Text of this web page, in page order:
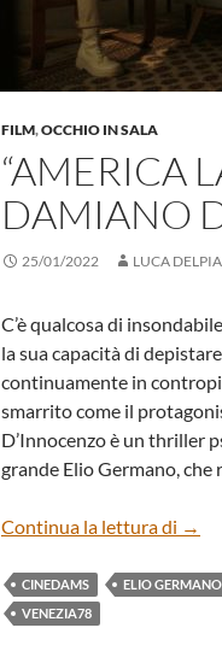
FILM,OCCHIO IN SALA
“AMERICA
DAMIANO
25/01/2022 LUCA
C’è qualcosa di
la sua capacità di
continuamente in
smarrito come il
D’Innocenzo è un thriller
grande Elio Germano,
Continua la lettura di →
CINEDAMS ELIO GERMANO
VENEZIA78